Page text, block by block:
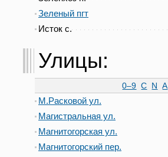
Зеленый пгт
Исток с.
Улицы:
0–9 C N А
М.Расковой ул.
Магистральная ул.
Магнитогорская ул.
Магнитогорский пер.